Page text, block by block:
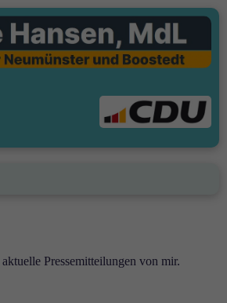
Pressemitteilungen von mir.